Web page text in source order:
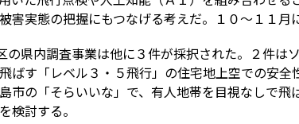
害実態の把握にもつなげる考えだ。１０～１１月
の県内調査事業は他に３件が採択された。２件
ばす「レベル３・５飛行」の住宅地上空での安
市の「そらいいな」で、有人地帯を目視なしで
検討する。